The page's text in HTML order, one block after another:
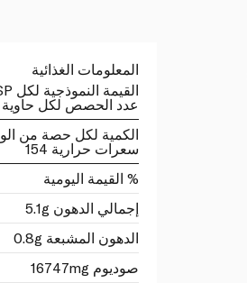
المعلومات الغذائية
القيمة النموذجية لكل 1TSP
عدد الحصص لكل حاوية
الكمية لكل حصة من
سعرات حرارية 154
% القيمة اليومية
إجمالي الدهون 5.1g
الدهون المشبعة 0.8g
صوديوم 16747mg